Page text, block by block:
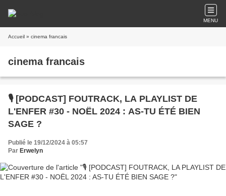
MENU
Accueil » cinema francais
cinema francais
🎙️ [PODCAST] FOUTRACK, LA PLAYLIST DE
L'ENFER #30 - NOËL 2024 : AS-TU ÉTÉ BIEN
SAGE ?
Publié le 19/12/2024 à 05:57
Par Erwelyn